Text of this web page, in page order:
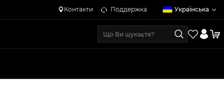
Контакти Поддержка Українська